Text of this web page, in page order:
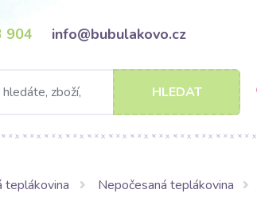
904 info@bubulakovo.cz
HLEDAT
teplákovina Nepočesaná teplákovina